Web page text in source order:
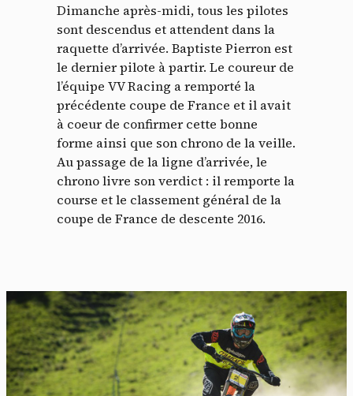
Dimanche après-midi, tous les pilotes
sont descendus et attendent dans la
raquette d’arrivée. Baptiste Pierron est
le dernier pilote à partir. Le coureur de
l’équipe VV Racing a remporté la
précédente coupe de France et il avait
à coeur de confirmer cette bonne
forme ainsi que son chrono de la veille.
Au passage de la ligne d’arrivée, le
chrono livre son verdict : il remporte la
course et le classement général de la
coupe de France de descente 2016.